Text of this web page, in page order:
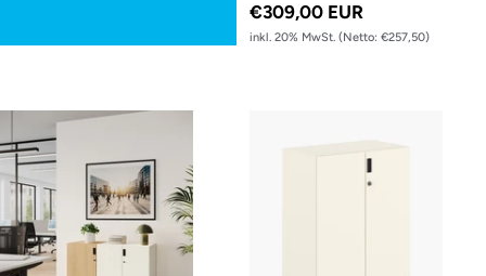
€309,00 EUR
inkl. 20% MwSt. (Netto: €257,50)
Drehtürenschrank – 77.5 cm hoch und 50 x 45.7 cm